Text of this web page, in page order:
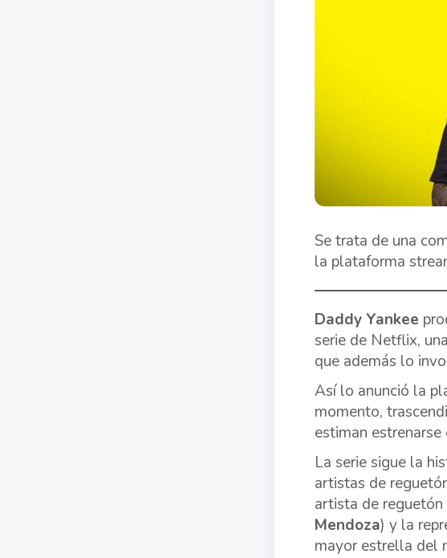
Se trata de una
la plataforma
Daddy Yankee
serie de Netflix,
que además lo
Así lo anunció la
momento,
estiman
La serie sigue la
artistas de
artista de reguetón
Mendoza) y la
mayor estrella del